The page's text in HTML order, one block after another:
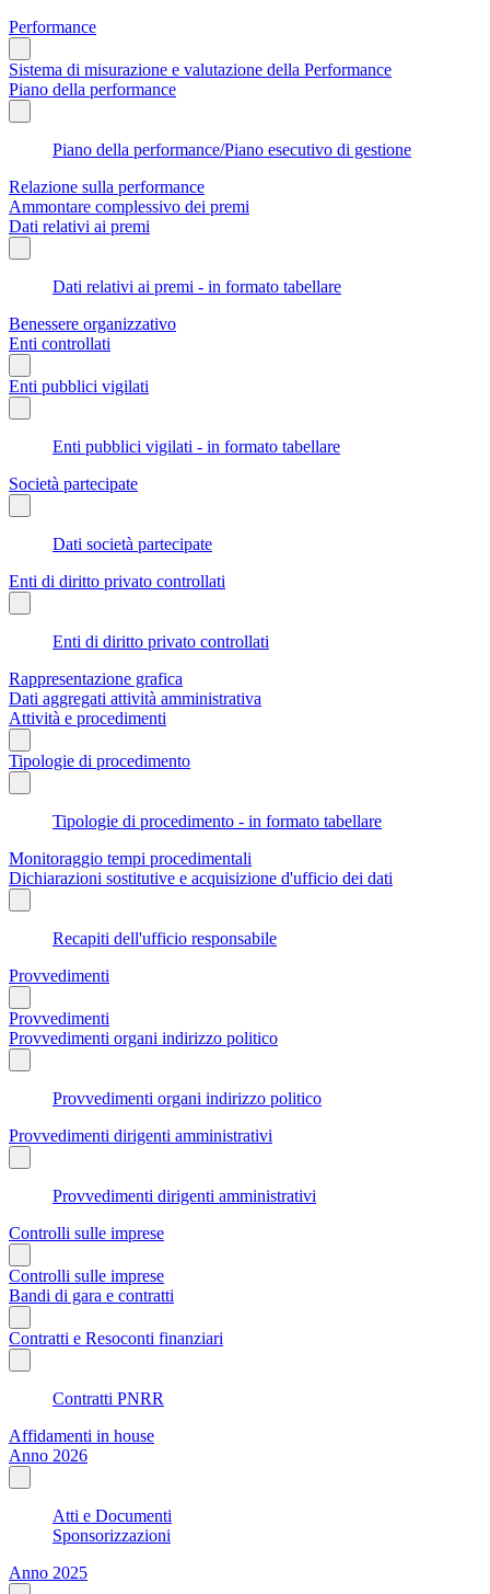
Performance
Sistema di misurazione e valutazione della Performance
Piano della performance
Piano della performance/Piano esecutivo di gestione
Relazione sulla performance
Ammontare complessivo dei premi
Dati relativi ai premi
Dati relativi ai premi - in formato tabellare
Benessere organizzativo
Enti controllati
Enti pubblici vigilati
Enti pubblici vigilati - in formato tabellare
Società partecipate
Dati società partecipate
Enti di diritto privato controllati
Enti di diritto privato controllati
Rappresentazione grafica
Dati aggregati attività amministrativa
Attività e procedimenti
Tipologie di procedimento
Tipologie di procedimento - in formato tabellare
Monitoraggio tempi procedimentali
Dichiarazioni sostitutive e acquisizione d'ufficio dei dati
Recapiti dell'ufficio responsabile
Provvedimenti
Provvedimenti
Provvedimenti organi indirizzo politico
Provvedimenti organi indirizzo politico
Provvedimenti dirigenti amministrativi
Provvedimenti dirigenti amministrativi
Controlli sulle imprese
Controlli sulle imprese
Bandi di gara e contratti
Contratti e Resoconti finanziari
Contratti PNRR
Affidamenti in house
Anno 2026
Atti e Documenti
Sponsorizzazioni
Anno 2025